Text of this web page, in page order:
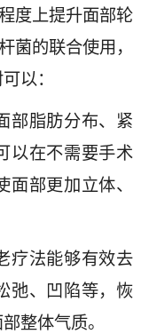
度上提升面部轮
菌的联合使用，
以：
部脂肪分布、紧
以在不需要手术
部更加立体、
疗法能够有效去
弛、凹陷等，恢
整体气质。